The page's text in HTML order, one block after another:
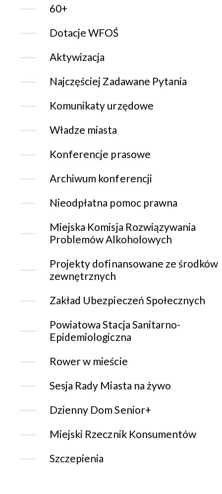
60+
Dotacje WFOŚ
Aktywizacja
Najczęściej Zadawane Pytania
Komunikaty urzędowe
Władze miasta
Konferencje prasowe
Archiwum konferencji
Nieodpłatna pomoc prawna
Miejska Komisja Rozwiązywania
Problemów Alkoholowych
Projekty dofinansowane ze środków
zewnętrznych
Zakład Ubezpieczeń Społecznych
Powiatowa Stacja Sanitarno-
Epidemiologiczna
Rower w mieście
Sesja Rady Miasta na żywo
Dzienny Dom Senior+
Miejski Rzecznik Konsumentów
Szczepienia